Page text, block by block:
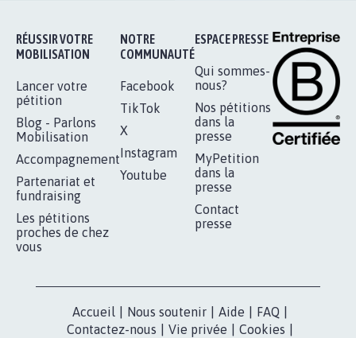
RÉUSSIR VOTRE
MOBILISATION
Lancer votre
pétition
Blog - Parlons
Mobilisation
Accompagnement
Partenariat et
fundraising
Les pétitions
proches de chez
vous
NOTRE
COMMUNAUTÉ
Facebook
TikTok
X
Instagram
Youtube
ESPACE PRESSE
Qui sommes-
nous?
Nos pétitions
dans la
presse
MyPetition
dans la
presse
Contact
presse
Accueil Nous soutenir Aide FAQ
Contactez-nous
Vie privée Cookies